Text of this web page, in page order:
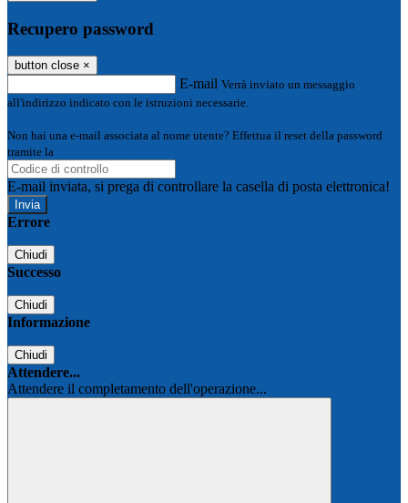
Recupero password
button close ×
E-mail Verrà inviato un messaggio
all'indirizzo indicato con le istruzioni necessarie.
Non hai una e-mail associata al nome utente? Effettua il reset della password
tramite la
E-mail inviata, si prega di controllare la casella di posta elettronica!
Errore
Chiudi
Successo
Chiudi
Informazione
Chiudi
Attendere...
Attendere il completamento dell'operazione...